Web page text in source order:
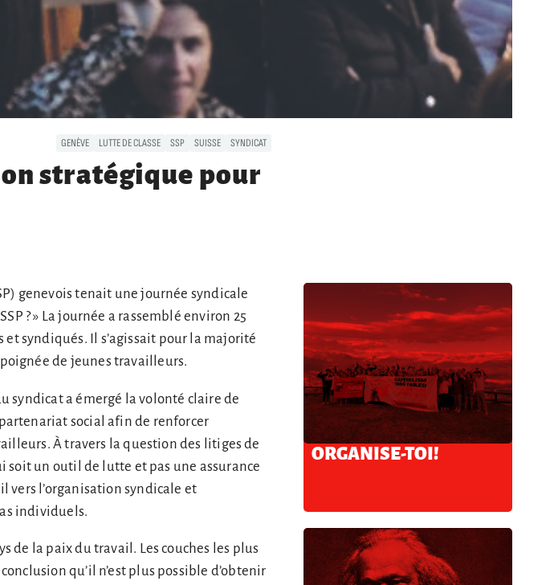
GENÈVE LUTTE DE CLASSE SSP SUISSE SYNDICAT
stratégique pour
genevois tenait une journée syndicale
? » La journée a rassemblé environ 25
syndiqués. Il s’agissait pour la majorité
de jeunes travailleurs.
syndicat a émergé la volonté claire de
social afin de renforcer
À travers la question des litiges de
un outil de lutte et pas une assurance
vers l’organisation syndicale et
individuels.
de la paix du travail. Les couches les plus
qu’il n’est plus possible d’obtenir
ORGANISE-TOI!